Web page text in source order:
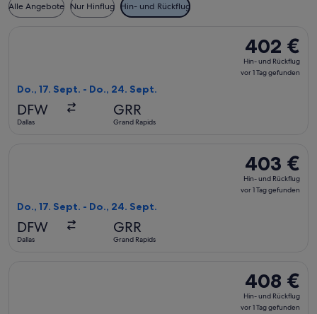
Alle Angebote Nur Hinflug Hin- und Rückflug
402 €
Hin-
und
402 €
Hin- und Rückflug
vor 1 Tag gefunden
Do., 17. Sept. - Do., 24. Sept.
DFW
Dallas
GRR
Grand Rapids
403 €
Hin-
und
403 €
Hin- und Rückflug
vor 1 Tag gefunden
Do., 17. Sept. - Do., 24. Sept.
DFW
Dallas
GRR
Grand Rapids
408 €
Hin-
und
408 €
Hin- und Rückflug
vor 1 Tag gefunden